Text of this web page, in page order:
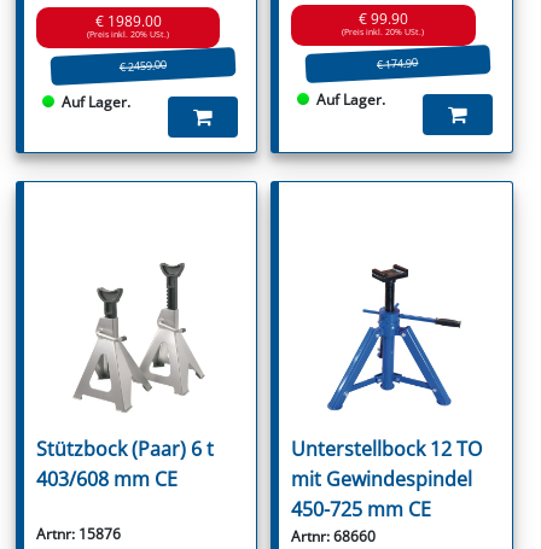
€ 1989.00
(Preis inkl. 20% USt.)
€ 2459.00
Auf Lager.
€ 99.90
(Preis inkl. 20% USt.)
€ 174.90
Auf Lager.
Stützbock (Paar) 6 t
403/608 mm CE
Artnr: 15876
Unterstellbock 12 TO
mit Gewindespindel
450-725 mm CE
Artnr: 68660